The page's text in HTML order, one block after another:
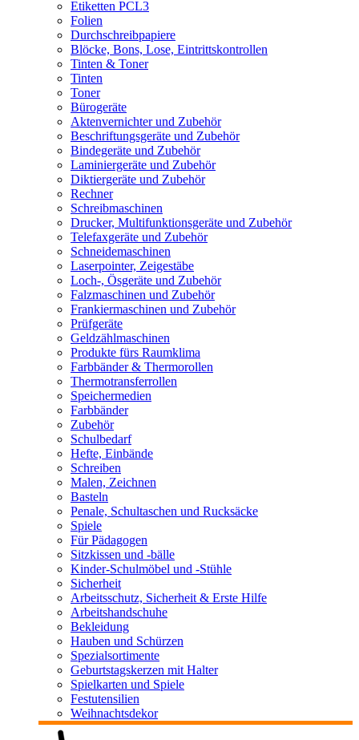
Etiketten PCL3
Folien
Durchschreibpapiere
Blöcke, Bons, Lose, Eintrittskontrollen
Tinten & Toner
Tinten
Toner
Bürogeräte
Aktenvernichter und Zubehör
Beschriftungsgeräte und Zubehör
Bindegeräte und Zubehör
Laminiergeräte und Zubehör
Diktiergeräte und Zubehör
Rechner
Schreibmaschinen
Drucker, Multifunktionsgeräte und Zubehör
Telefaxgeräte und Zubehör
Schneidemaschinen
Laserpointer, Zeigestäbe
Loch-, Ösgeräte und Zubehör
Falzmaschinen und Zubehör
Frankiermaschinen und Zubehör
Prüfgeräte
Geldzählmaschinen
Produkte fürs Raumklima
Farbbänder & Thermorollen
Thermotransferrollen
Speichermedien
Farbbänder
Zubehör
Schulbedarf
Hefte, Einbände
Schreiben
Malen, Zeichnen
Basteln
Penale, Schultaschen und Rucksäcke
Spiele
Für Pädagogen
Sitzkissen und -bälle
Kinder-Schulmöbel und -Stühle
Sicherheit
Arbeitsschutz, Sicherheit & Erste Hilfe
Arbeitshandschuhe
Bekleidung
Hauben und Schürzen
Spezialsortimente
Geburtstagskerzen mit Halter
Spielkarten und Spiele
Festutensilien
Weihnachtsdekor